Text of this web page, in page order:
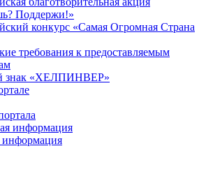
Поддержи!»
конкурс «Самая Огромная Страна
требования к предоставляемым
знак «ХЕЛПИНВЕР»
информация
информация